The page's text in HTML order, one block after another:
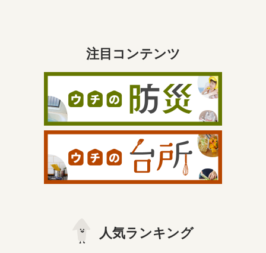
注目コンテンツ
人気ランキング